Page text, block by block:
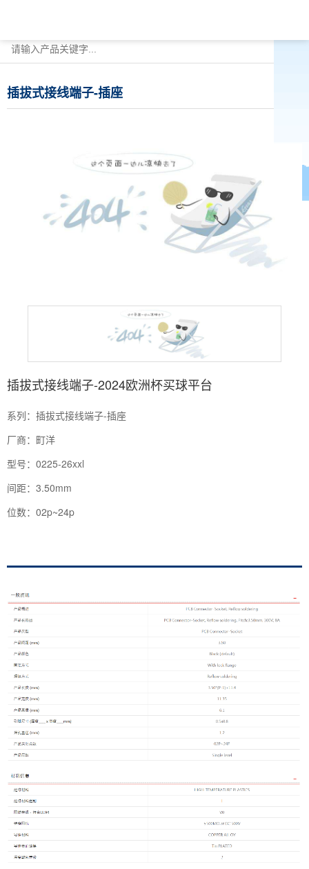
插拔式接线端子-插座
插拔式接线端子-2024欧洲杯买球平台
系列：插拔式接线端子-插座
厂商：町洋
型号：0225-26xxl
间距：3.50mm
位数：02p~24p